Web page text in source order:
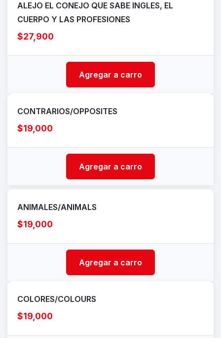
ALEJO EL CONEJO QUE SABE INGLES, EL
CUERPO Y LAS PROFESIONES
$27,900
Agregar a carro
CONTRARIOS/OPPOSITES
$19,000
Agregar a carro
ANIMALES/ANIMALS
$19,000
Agregar a carro
COLORES/COLOURS
$19,000